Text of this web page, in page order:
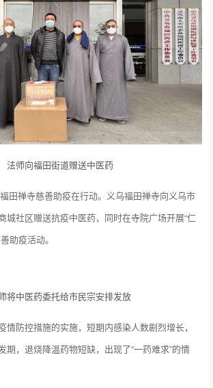
法师向福田街道赠送中医药
田禅寺慈善助疫在行动。义乌福田禅寺向义乌市
城社区赠送抗疫中医药，同时在寺院广场开展“仁
助疫活动。
将中医药委托给市民宗安排发放
情防控措施的实施，短期内感染人数剧烈增长，
期，退烧降温药物短缺，出现了“一药难求”的情